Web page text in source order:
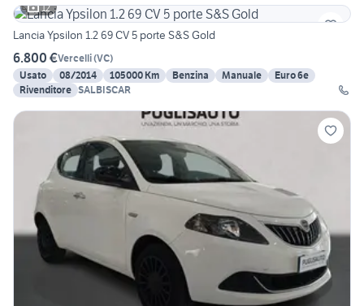
12
Lancia Ypsilon 1.2 69 CV 5 porte S&S Gold
6.800 €Vercelli(VC)
Usato
08/2014 105000 Km Benzina Manuale
Euro 6e
Rivenditore SALBISCAR